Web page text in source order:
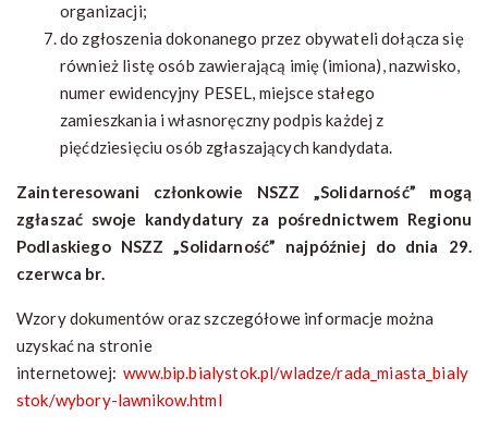
organizacji;
do zgłoszenia dokonanego przez obywateli dołącza się
również listę osób zawierającą imię (imiona), nazwisko,
numer ewidencyjny PESEL, miejsce stałego
zamieszkania i własnoręczny podpis każdej z
pięćdziesięciu osób zgłaszających kandydata.
Zainteresowani członkowie NSZZ „Solidarność” mogą
zgłaszać swoje kandydatury za pośrednictwem Regionu
Podlaskiego NSZZ „Solidarność” najpóźniej do dnia 29.
czerwca br.
Wzory dokumentów oraz szczegółowe informacje można
uzyskać na stronie
internetowej:www.bip.bialystok.pl/wladze/rada_miasta_bialy
stok/wybory-lawnikow.html